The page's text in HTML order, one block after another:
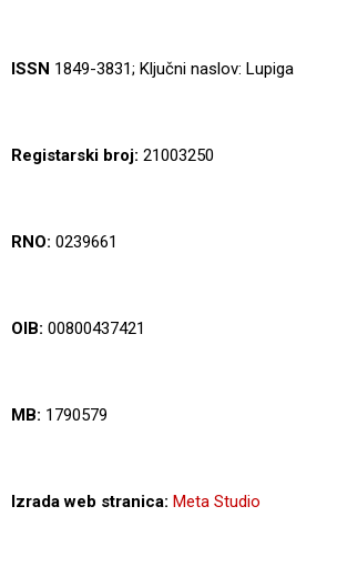
ISSN 1849-3831; Ključni naslov: Lupiga
Registarski broj: 21003250
RNO: 0239661
OIB: 00800437421
MB: 1790579
Izrada web stranica: Meta Studio